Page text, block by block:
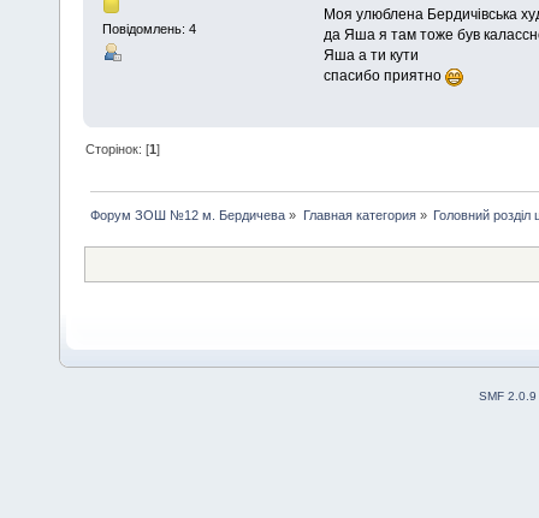
Повідомлень: 4
Моя улюблена Бердичівська
да Яша я там тоже був
Яша а ти кути
спасибо приятно
Сторінок: [1]
Форум ЗОШ №12 м. Бердичева » Главная категория» Головний
SMF 2.0.9